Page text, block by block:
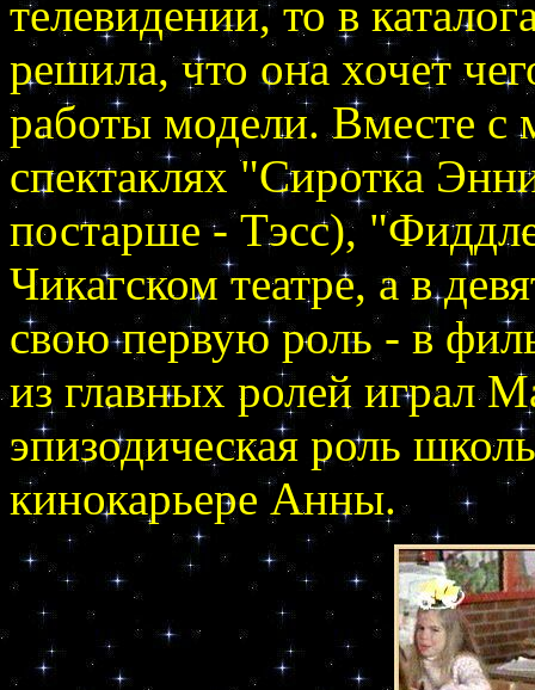
телевидении, то в
решила, что она хочет
работы модели. Вместе с
спектаклях "Сиротка
постарше - Тэсс),
Чикагском театре, а в
свою первую роль - в
из главных ролей играл
эпизодическая роль
кинокарьере Анны.